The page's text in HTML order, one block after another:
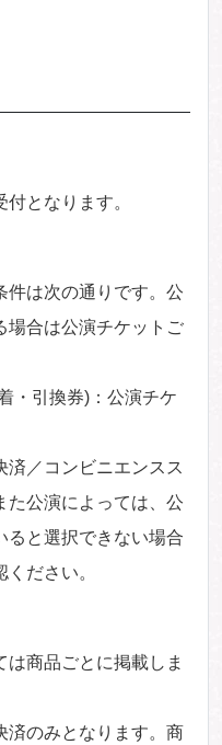
となります。
件は次の通りです。公
場合は公演チケットご
・引換券)：公演チケ
済／コンビニエンスス
た公演によっては、公
ると選択できない場合
ださい。
商品ごとに掲載しま
済のみとなります。商